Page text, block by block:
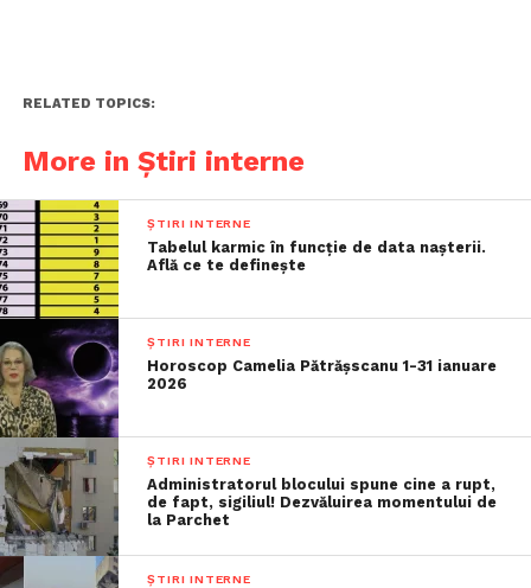
RELATED TOPICS:
More in Știri interne
ȘTIRI INTERNE
Tabelul karmic în funcție de data nașterii.
Află ce te definește
ȘTIRI INTERNE
Horoscop Camelia Pătrășscanu 1-31 ianuare
2026
ȘTIRI INTERNE
Administratorul blocului spune cine a rupt,
de fapt, sigiliul! Dezvăluirea momentului de
la Parchet
ȘTIRI INTERNE